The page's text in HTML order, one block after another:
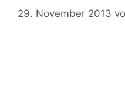
29. November 2013